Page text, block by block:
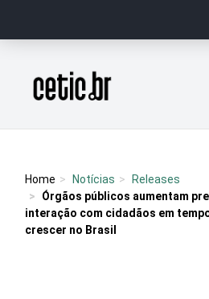
Página inicial
Home Notícias
Releases
Órgãos públicos aumentam
interação com cidadãos em
crescer no Brasil